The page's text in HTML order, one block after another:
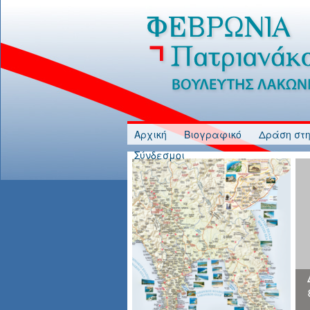
Αρχική Βιογραφικό Δράση
Σύνδεσμοι